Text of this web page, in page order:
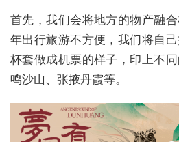
首先，我们会将地方的物产融
年出行旅游不方便，我们将自
杯套做成机票的样子，印上不
鸣沙山、张掖丹霞等。